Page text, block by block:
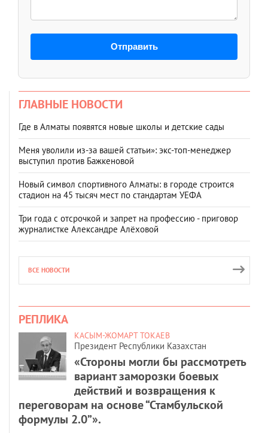
Отправить
ГЛАВНЫЕ НОВОСТИ
Где в Алматы появятся новые школы и детские сады
Меня уволили из-за вашей статьи»: экс-топ-менеджер
выступил против Бажкеновой
Новый символ спортивного Алматы: в городе строится
стадион на 45 тысяч мест по стандартам УЕФА
Три года с отсрочкой и запрет на профессию - приговор
журналистке Александре Алёховой
ВСЕ НОВОСТИ
РЕПЛИКА
КАСЫМ-ЖОМАРТ ТОКАЕВ
Президент Республики Казахстан
«Стороны могли бы рассмотреть
вариант заморозки боевых
действий и возвращения к
переговорам на основе “Стамбульской
формулы 2.0”».